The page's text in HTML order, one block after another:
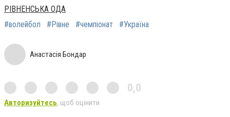
РІВНЕНСЬКА ОДА
#волейбол
#Рівне #чемпіонат #Україна
Анастасія Бондар
0,0
Авторизуйтесь, щоб оцінити